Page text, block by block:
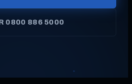
0800 886 5000